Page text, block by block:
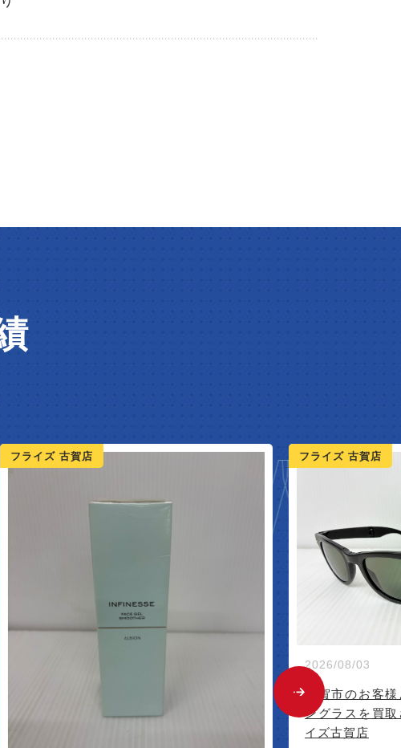
NEW
フライズ 古賀店
ングラスを買取させて頂きました。フラ
フライズ 佐賀店